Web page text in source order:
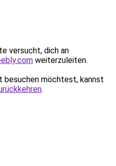
versucht, dich an
weiterzuleiten.
besuchen möchtest, kannst
.